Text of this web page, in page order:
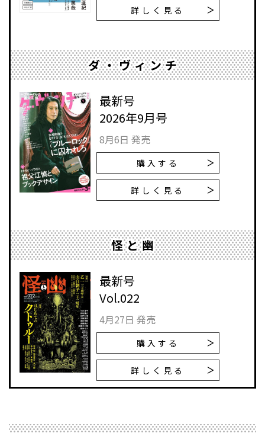
詳しく見る
ダ・ヴィンチ
最新号
2026年9月号
8月6日 発売
購入する
詳しく見る
怪と幽
最新号
Vol.022
4月27日 発売
購入する
詳しく見る